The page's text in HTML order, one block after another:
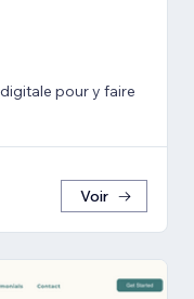
pour y faire
Voir